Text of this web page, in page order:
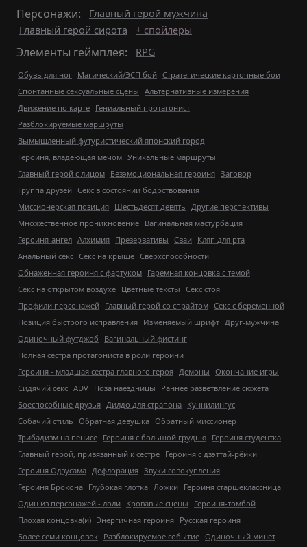
Персонажи:
Главный герой мужчина
Главный герой сирота
+ спойлеры
Элементы геймплея: RPG
Обувь для ног Магический/ЭСП бой Стратегические карточные бои
Спонтанные сексуальные сцены Альтернативные измерения
Движение по карте Гениальный протагонист
Разблокируемые маршруты
Вымышленный футуристический японский город
Героиня, владеющая мечом Уникальные маршруты
Главный герой с лицом Безэмоциональная героиня Заговор
Группа друзей Секс в состоянии бодрствования
Миссионерская позиция Шестьдесят девять Другие перспективы
Множественное проникновение Вагинальная мастурбация
Героиня-ангел Алхимия Презервативы Сваи Кляп для рта
Анальный секс Секс на крыше Сверхспособности
Обнаженная героиня с фартуком Гаремная концовка с темой
Секс на открытом воздухе Цветные тексты Секс стоя
Профили персонажей Главный герой со спрайтом Секс с беременной
Позиция быстрого исправления Изменяемый шрифт Друг-мужчина
Одиночный футджоб
Вагинальный фистинг
Полная сестра протагониста в роли героини
Героиня - младшая сестра главного героя Демоны Окончание игры
Сидячий секс ADV Поза наездницы
Раннее разветвление сюжета
Боеспособные друзья Дилдо для страпона Куннилингус
Собачий стиль Обратная девушка Обратный миссионер
Трибадизм на пенисе Героиня с большой грудью Героиня студентка
Главный герой, привязанный к сестре Героиня с дзэттай-рёики
Героиня Одзусама Дефлорация Звуки совокупления
Героиня Брокона Глубокая глотка Ложки Героиня старшеклассница
Один из персонажей - лоли Кровавые сцены
Героиня-томбой
Плохая концовка(и) Энергичная героиня Русская героиня
Более семи концовок Разблокируемое событие Одиночный минет